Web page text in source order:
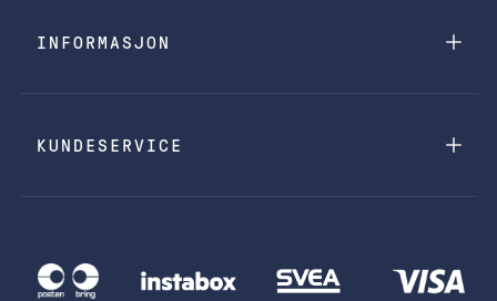
INFORMASJON
KUNDESERVICE